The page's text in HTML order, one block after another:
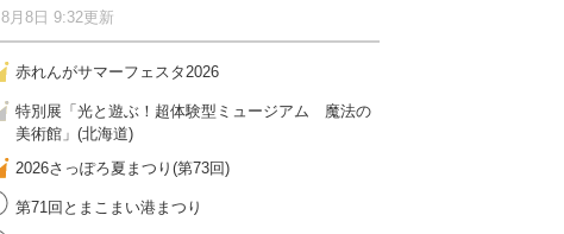
8月8日 9:32更新
赤れんがサマーフェスタ2026
特別展「光と遊ぶ！超体験型ミュージアム 魔法の
美術館」(北海道)
2026さっぽろ夏まつり(第73回)
第71回とまこまい港まつり